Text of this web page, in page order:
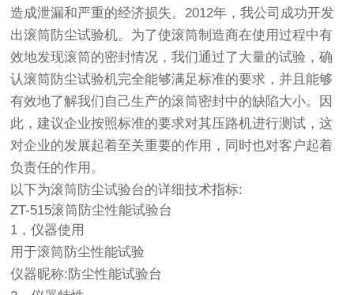
造成泄漏和严重的经济损失。2012年，我公司成功开发
出滚筒防尘试验机。为了使滚筒制造商在使用过程中有
效地发现滚筒的密封情况，我们通过了大量的试验，确
认滚筒防尘试验机完全能够满足标准的要求，并且能够
有效地了解我们自己生产的滚筒密封中的缺陷大小。因
此，建议企业按照标准的要求对其压路机进行测试，这
对企业的发展起着至关重要的作用，同时也对客户起着
负责任的作用。
以下为滚筒防尘试验台的详细技术指标:
ZT-515滚筒防尘性能试验台
1，仪器使用
用于滚筒防尘性能试验
仪器昵称:防尘性能试验台